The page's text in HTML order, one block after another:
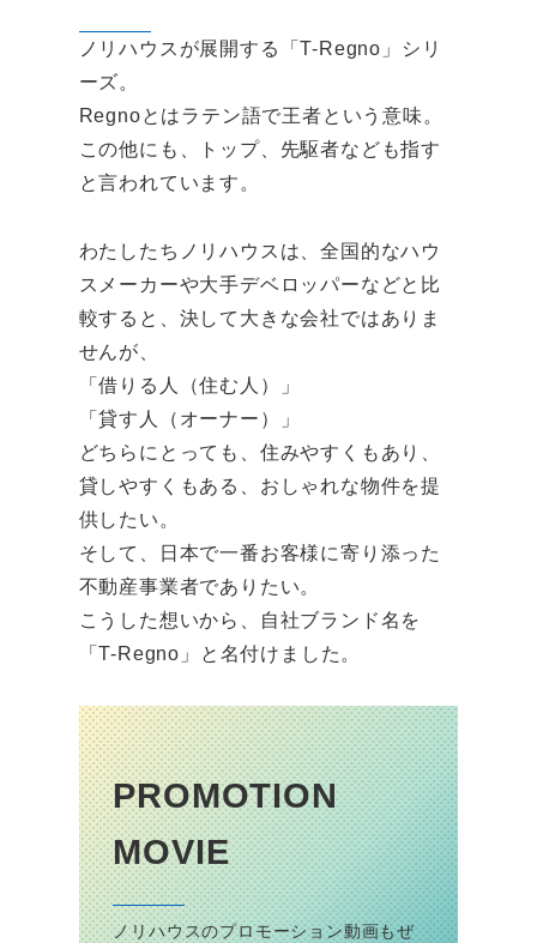
ノリハウスが展開する「T-Regno」シリ
ーズ。
Regnoとはラテン語で王者という意味。
この他にも、トップ、先駆者なども指す
と言われています。
わたしたちノリハウスは、全国的なハウ
スメーカーや大手デベロッパーなどと比
較すると、決して大きな会社ではありま
せんが、
「借りる人（住む人）」
「貸す人（オーナー）」
どちらにとっても、住みやすくもあり、
貸しやすくもある、おしゃれな物件を提
供したい。
そして、日本で一番お客様に寄り添った
不動産事業者でありたい。
こうした想いから、自社ブランド名を
「T-Regno」と名付けました。
PROMOTION
MOVIE
ノリハウスのプロモーション動画もぜ